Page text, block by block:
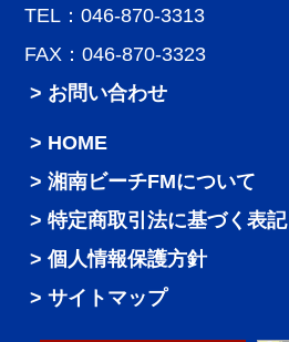
TEL：046-870-3313
FAX：046-870-3323
> お問い合わせ
HOME
湘南ビーチFMについて
特定商取引法に基づく表記
個人情報保護方針
サイトマップ